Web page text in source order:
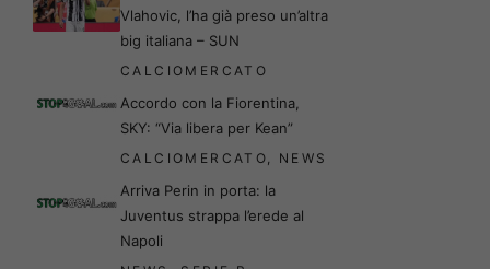
Vlahovic, l’ha già preso un’altra
big italiana – SUN
CALCIOMERCATO
Accordo con la Fiorentina,
SKY: “Via libera per Kean”
CALCIOMERCATO NEWS
Arriva Perin in porta: la
Juventus strappa l’erede al
Napoli